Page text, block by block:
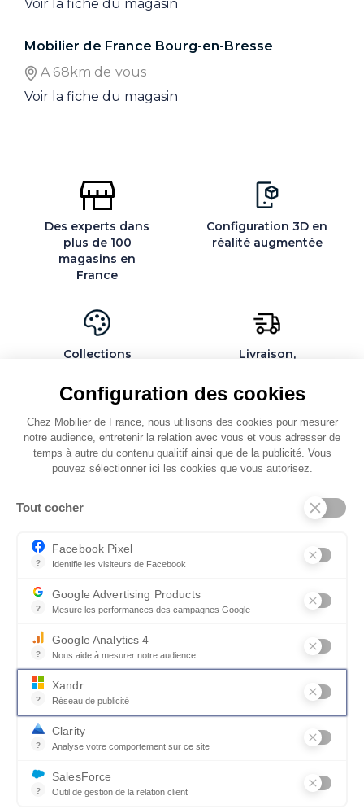
Configuration des cookies
Chez Mobilier de France, nous utilisons des cookies pour mesurer
notre audience, entretenir la relation avec vous et vous adresser de
temps à autre du contenu qualitif ainsi que de la publicité. Vous
pouvez sélectionner ici les cookies que vous autorisez.
Tout cocher
?
Facebook Pixel
Identifie les visiteurs de Facebook
?
Google Advertising Products
Mesure les performances des campagnes Google
?
Google Analytics 4
Nous aide à mesurer notre audience
Essentiel pour la gestion du site web, il permet de mesurer des
?
Xandr
Réseau de publicité
Xandr exploite une plateforme en ligne, Community, pour l'achat
?
Clarity
Analyse votre comportement sur ce site
?
SalesForce
Outil de gestion de la relation client
Voir la fiche du magasin
Mobilier de France Bourg-en-Bresse
A 68km de vous
Voir la fiche du magasin
Des experts dans
plus de 100
magasins en
France
Configuration 3D en
réalité augmentée
Collections
personnalisables
Livraison,
montage par des
spécialistes
QUI SOMMES-NOUS
SERVICES ET PARTENAIRES
CONSEILS
CGV & POLICY